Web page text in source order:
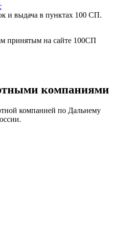
и выдача в пунктах 100 СП.
принятым на сайте 100СП
компаниями
компанией по Дальнему